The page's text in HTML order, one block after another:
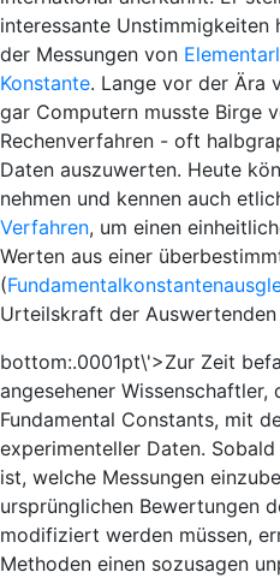
interessante Unstimmigkeiten
der Messungen von
Konstante. Lange vor der Ära
gar Computern musste Birge
Rechenverfahren - oft
Daten auszuwerten. Heute
nehmen und kennen auch
Verfahren, um einen
Werten aus einer
(
Urteilskraft der
bottom:.0001pt\'>Zur Zeit
angesehener Wissenschaftler,
Fundamental Constants, mit
experimenteller Daten.
ist, welche Messungen
ursprünglichen Bewertungen
modifiziert werden müssen,
Methoden einen sozusagen